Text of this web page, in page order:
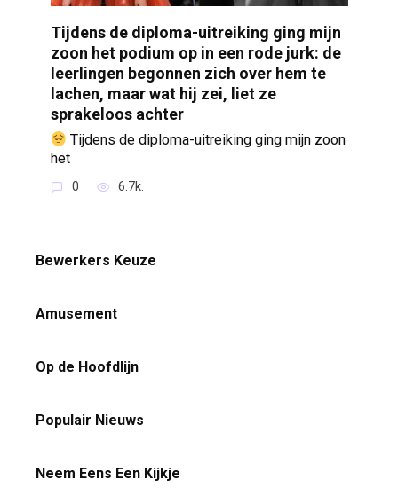
Tijdens de diploma-uitreiking ging mijn
zoon het podium op in een rode jurk: de
leerlingen begonnen zich over hem te
lachen, maar wat hij zei, liet ze
sprakeloos achter
Tijdens de diploma-uitreiking ging mijn zoon
het
0 6.7k.
Bewerkers Keuze
Amusement
Op de Hoofdlijn
Populair Nieuws
Neem Eens Een Kijkje